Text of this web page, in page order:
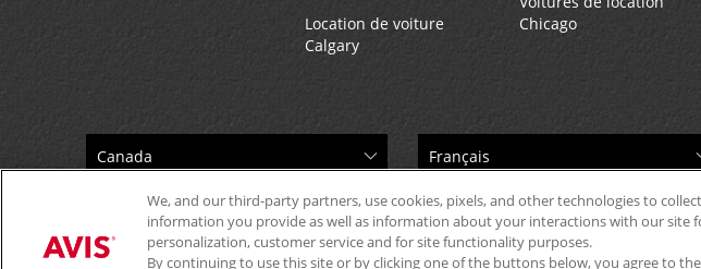
Location de voiture
Calgary
Chicago
We, and our third-party partners, use cookies, pixels, and other technologies to
information you provide as well as information about your interactions with our site
personalization, customer service and for site functionality purposes.
By continuing to use this site or by clicking one of the buttons below, you agree to